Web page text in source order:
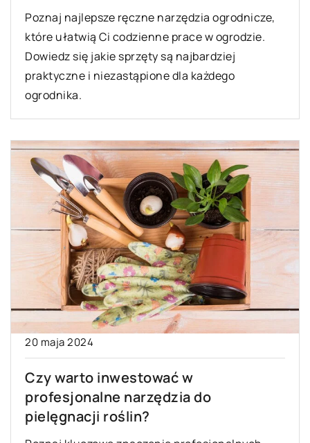
Poznaj najlepsze ręczne narzędzia ogrodnicze,
które ułatwią Ci codzienne prace w ogrodzie.
Dowiedz się jakie sprzęty są najbardziej
praktyczne i niezastąpione dla każdego
ogrodnika.
20 maja 2024
Czy warto inwestować w
profesjonalne narzędzia do
pielęgnacji roślin?